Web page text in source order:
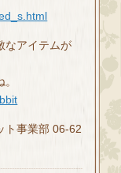
なアイテムが
事業部 06-62